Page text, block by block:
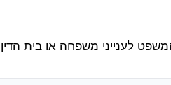
לענייני משפחה או בית הדין